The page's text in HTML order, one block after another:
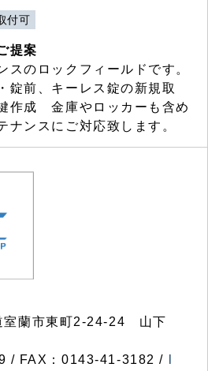
付可
提案
スのロックフィールドです。
錠前、キーレス錠の新規取
作成 金庫やロッカーも含め
ナンスにご対応致します。
蘭市東町2-24-24 山下
/ FAX：0143-41-3182 /